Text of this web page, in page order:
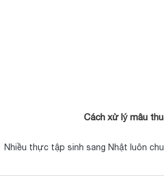
Cách xử lý mâu
Nhiều thực tập sinh sang Nhật luôn